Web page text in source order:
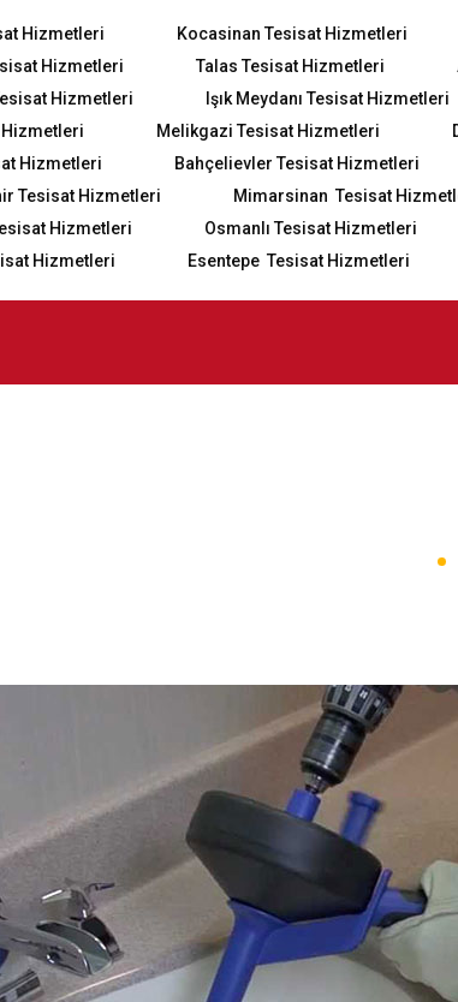
Hizmetleri Kocasinan Tesisat Hizmetleri
Hizmetleri
Talas Tesisat Hizmetleri
Hizmetleri
Işık Meydanı Tesisat Hizmetleri
Hizmetleri
Melikgazi Tesisat Hizmetleri
Hizmetleri
Bahçelievler Tesisat Hizmetleri
Tesisat Hizmetleri
Mimarsinan Tesisat
Hizmetleri
Osmanlı Tesisat Hizmetleri
Hizmetleri
Esentepe Tesisat Hizmetleri